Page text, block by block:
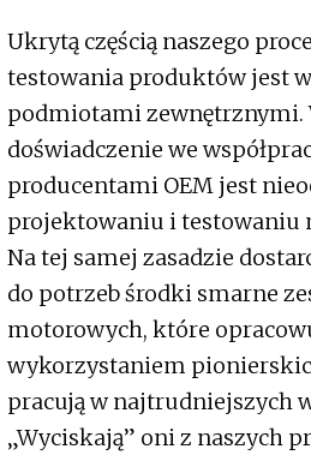
Ukrytą częścią naszego
testowania produktów jest
podmiotami zewnętrznymi.
doświadczenie we
producentami OEM jest
projektowaniu i testowaniu
Na tej samej zasadzie
do potrzeb środki smarne
motorowych, które
wykorzystaniem
pracują w najtrudniejszych
„Wyciskają” oni z naszych